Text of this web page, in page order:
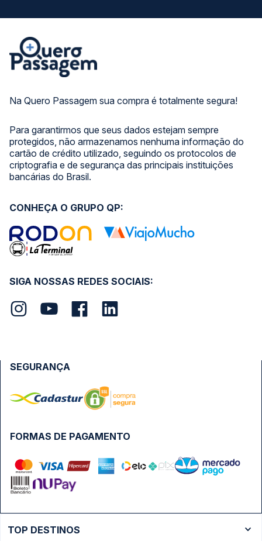
Na Quero Passagem sua compra é totalmente segura!
Para garantirmos que seus dados estejam sempre
protegidos, não armazenamos nenhuma informação do
cartão de crédito utilizado, seguindo os protocolos de
criptografia e de segurança das principais instituições
bancárias do Brasil.
SIGA NOSSAS REDES SOCIAIS:
CONHEÇA O GRUPO QP:
FORMAS DE PAGAMENTO
SEGURANÇA
TOP DESTINOS